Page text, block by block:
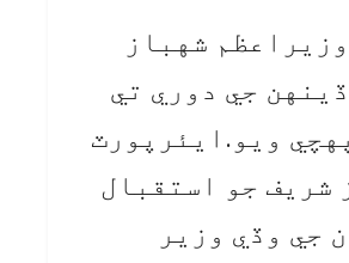
شهباز
جي دوري تي
ويو.ايئرپورٽ
شريف جو استقبال
جي وڏي وزير